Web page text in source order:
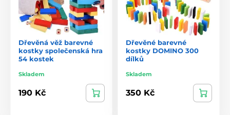
Dřevěná věž barevné
kostky společenská hra
54 kostek
Skladem
190 Kč
Dřevěné barevné
kostky DOMINO 300
dílků
Skladem
350 Kč